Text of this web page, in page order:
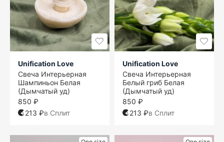
Unification Love
Свеча Интерьерная
Шампиньон Белая
(Дымчатый уд)
850 ₽
213 ₽в Сплит
Unification Love
Свеча Интерьерная
Белый гриб Белая
(Дымчатый уд)
850 ₽
213 ₽в Сплит